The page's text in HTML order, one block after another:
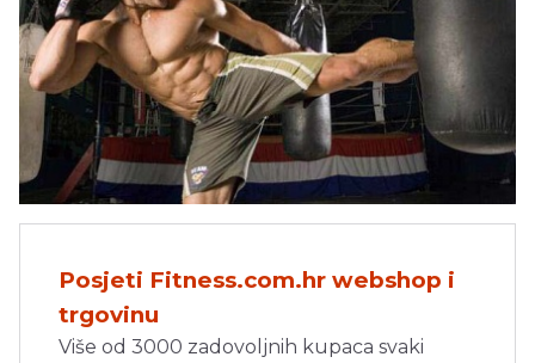
Posjeti Fitness.com.hr webshop i
trgovinu
Više od 3000 zadovoljnih kupaca svaki